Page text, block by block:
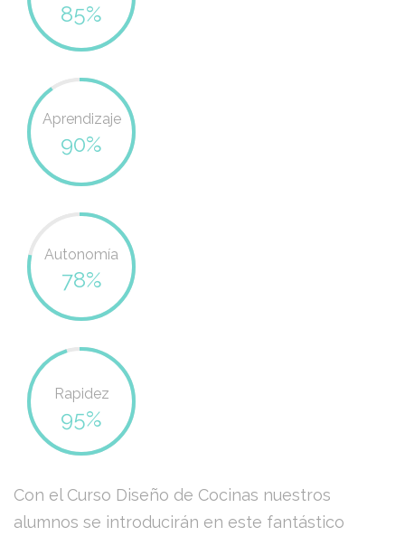
85%
Aprendizaje
90%
Autonomía
78%
Rapidez
95%
Con el Curso Diseño de Cocinas nuestros
alumnos se introducirán en este fantástico